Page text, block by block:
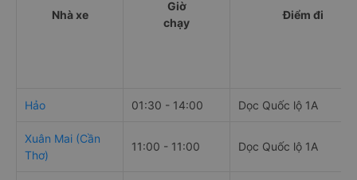
Nhà xe
Giờ
chạy
Điểm đi
Hảo 01:30 - 14:00 Dọc Quốc lộ 1A
Xuân Mai (Cần
Thơ)
11:00 - 11:00 Dọc Quốc lộ 1A